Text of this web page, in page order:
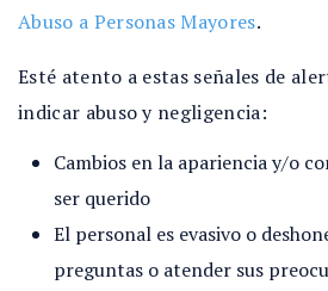
Abuso a Personas Mayores.
Esté atento a estas señales de
indicar abuso y negligencia:
Cambios en la apariencia y/o
ser querido
El personal es evasivo o
preguntas o atender sus